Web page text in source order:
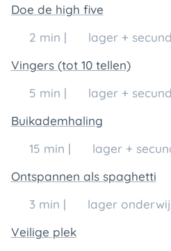
Doe de high five
🕒 2 min | 👥 lager +
Vingers (tot 10 tellen)
🕒 5 min | 👥 lager +
Buikademhaling
🕒 15 min | 👥 lager +
Ontspannen als spaghetti
🕒 3 min | 👥 lager
Veilige plek